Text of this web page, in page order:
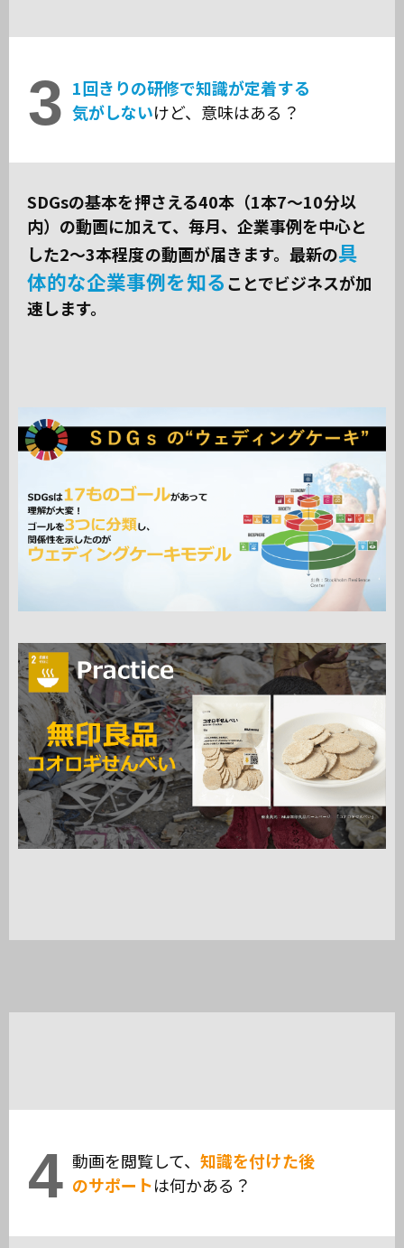
3 1回きりの研修で知識が定着する
気がしないけど、意味はある？
SDGsの基本を押さえる40本（1本7～10分以
内）の動画に加えて、毎月、企業事例を中心と
した2～3本程度の動画が届きます。最新の具
体的な企業事例を知ることでビジネスが加
速します。
4 動画を閲覧して、知識を付けた後
のサポートは何かある？